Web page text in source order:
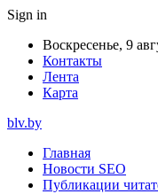
Sign in
Воскресенье, 9
Контакты
Лента
Карта
blv.by
Главная
Новости SEO
Публикации